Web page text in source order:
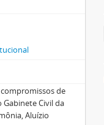
de
Civil da
Aluízio